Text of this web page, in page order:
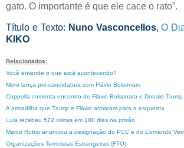
gato. O importante é que ele cace o rato”.
Título e Texto: Nuno Vasconcellos,O
KIKO
Relacionados:
Você entende o que está acontecendo?
Moro lança pré-candidatura com Flávio Bolsonaro
Coppolla comenta encontro de Flávio Bolsonaro e Donald Trump
A armadilha que Trump e Flávio armaram para a esquerda
Lula recebeu 572 visitas em 180 dias na prisão
Marco Rubio anunciou a designação do PCC e do Comando
Organizações Terroristas Estrangeiras (FTO)